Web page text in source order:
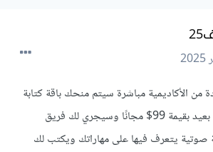
من الأكاديمية مباشرة سيتم منحك باقة كتابة
السيرة الذاتية في موقع بعيد بقيمة 99$ مجانًا وسيجري لك فريق
صوتية يتعرف فيها على مهاراتك ويكتب لك